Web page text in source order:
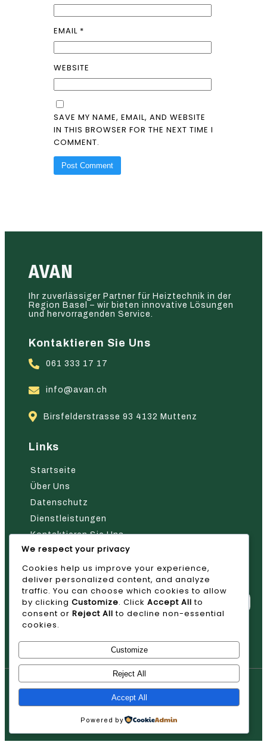
EMAIL *
WEBSITE
SAVE MY NAME, EMAIL, AND WEBSITE
IN THIS BROWSER FOR THE NEXT TIME I
COMMENT.
AVAN
Ihr zuverlässiger Partner für Heiztechnik in der
Region Basel – wir bieten innovative Lösungen
und hervorragenden Service.
Kontaktieren Sie Uns
061 333 17 17
info@avan.ch
Birsfelderstrasse 93 4132 Muttenz
Links
Startseite
Über Uns
Datenschutz
Dienstleistungen
Kontaktieren Sie Uns
Nehmen Sie Kontakt Mit Uns Auf
© 2026 AVAN
We respect your privacy
Cookies help us improve your experience,
deliver personalized content, and analyze
traffic. You can choose which cookies to allow
by clicking Customize. Click Accept All to
consent or Reject All to decline non-essential
cookies.
Customize
Reject All
Accept All
Powered by